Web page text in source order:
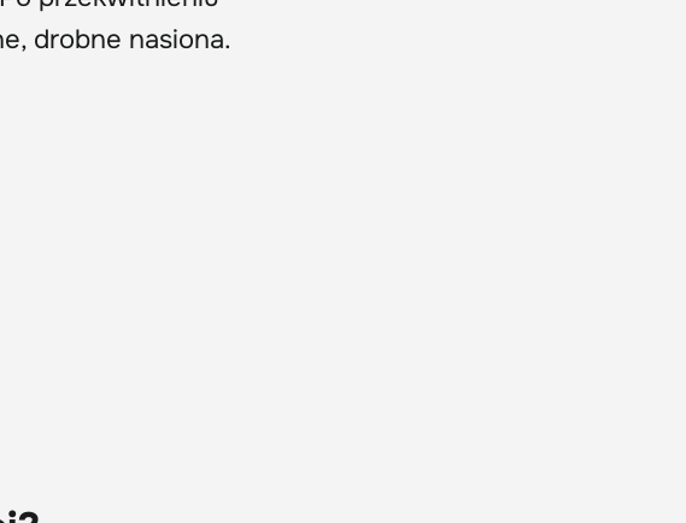
drobne nasiona.